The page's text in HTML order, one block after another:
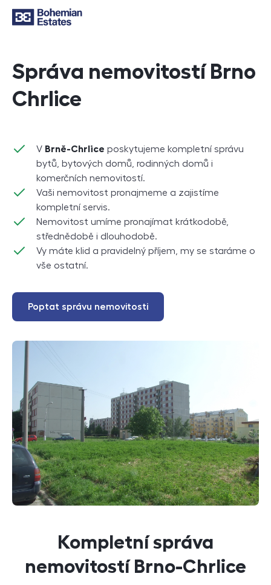
Správa nemovitostí Brno
Chrlice
V Brně-Chrlice poskytujeme kompletní správu
bytů, bytových domů, rodinných domů i
komerčních nemovitostí.
Vaši nemovitost pronajmeme a zajistíme
kompletní servis.
Nemovitost umíme pronajímat krátkodobě,
střednědobě i dlouhodobě.
Vy máte klid a pravidelný příjem, my se staráme o
vše ostatní.
Poptat správu nemovitosti
Kompletní správa
nemovitostí Brno-Chrlice